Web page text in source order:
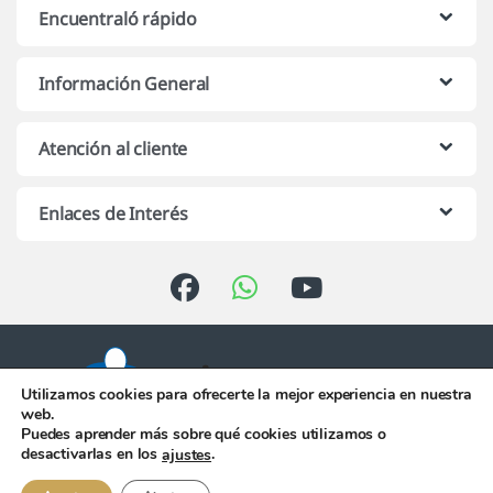
Encuentraló rápido
Información General
Atención al cliente
Enlaces de Interés
Atención telefónica de 10:00 h.
a 13:00 h. de Lunes a Viernes
Utilizamos cookies para ofrecerte la mejor experiencia en nuestra
web.
Puedes aprender más sobre qué cookies utilizamos o
desactivarlas en losajustes.